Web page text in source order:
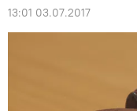
13:01 03.07.2017